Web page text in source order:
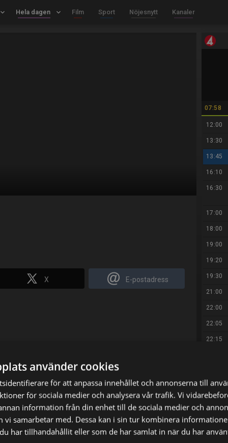
Hela dagen keyboard_arrow_down Film Sport Nöjesnytt Kanaler
X E-postadress
07:58
12:00
13:30
13:45
16:10
16:30
17:00
18:00
19:00
19:20
19:30
21:00
22:00
22:05
22:15
00:35
02:05
03:00
använder cookies
för att anpassa innehållet och annonserna till
för sociala medier och analysera vår trafik. Vi
information från din enhet till de sociala medier och
vi samarbetar med. Dessa kan i sin tur kombinera
har tillhandahållit eller som de har samlat in när du har